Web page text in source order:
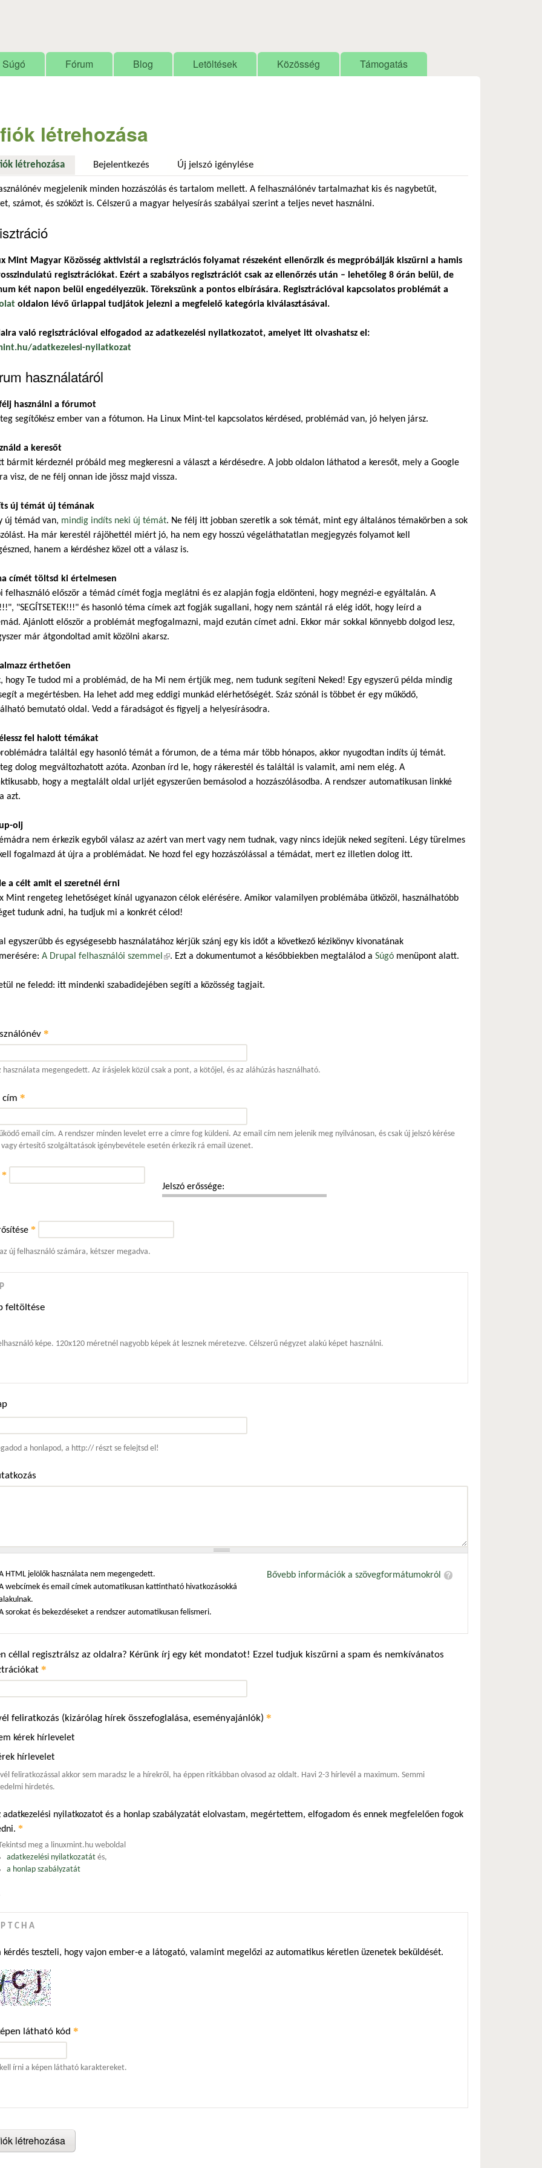
Súgó Fórum Blog Letöltések Közösség Támogatás
létrehozása
létrehozása (aktív fül)Bejelentkezés Új jelszó igénylése
megjelenik minden hozzászólás és tartalom mellett. A felhasználónév tartalmazhat kis és nagybetűt,
számot, és szóközt is. Célszerű a magyar helyesírás szabályai szerint a teljes nevet használni.
Mint Magyar Közösség aktivistái a regisztrációs folyamat részeként ellenőrzik és megpróbálják kiszűrni a hamis
regisztrációkat. Ezért a szabályos regisztrációt csak az ellenőrzés után – lehetőleg 8 órán belül, de
két napon belül engedélyezzük. Törekszünk a pontos elbírására. Regisztrációval kapcsolatos problémát a
oldalon lévő űrlappal tudjátok jelezni a megfelelő kategória kiválasztásával.
való regisztrációval elfogadod az adatkezelési nyilatkozatot, amelyet itt olvashatsz el:
adatkezelesi-nyilatkozat
használatáról
használni a fórumot
segítőkész ember van a fótumon. Ha Linux Mint-tel kapcsolatos kérdésed, problémád van, jó helyen jársz.
a keresőt
bármit kérdeznél próbáld meg megkeresni a választ a kérdésedre. A jobb oldalon láthatod a keresőt, mely a Google
visz, de ne félj onnan ide jössz majd vissza.
új témát új témának
új témád van, mindig indíts neki új témát. Ne félj itt jobban szeretik a sok témát, mint egy általános témakörben a sok
Ha már kerestél rájöhettél miért jó, ha nem egy hosszú végeláthatatlan megjegyzés folyamot kell
hanem a kérdéshez közel ott a válasz is.
címét töltsd ki értelmesen
felhasználó először a témád címét fogja meglátni és ez alapján fogja eldönteni, hogy megnézi-e egyáltalán. A
"SEGÍTSETEK!!!" és hasonló téma címek azt fogják sugallani, hogy nem szántál rá elég időt, hogy leírd a
Ajánlott először a problémát megfogalmazni, majd ezután címet adni. Ekkor már sokkal könnyebb dolgod lesz,
már átgondoltad amit közölni akarsz.
érthetően
hogy Te tudod mi a problémád, de ha Mi nem értjük meg, nem tudunk segíteni Neked! Egy egyszerű példa mindig
a megértésben. Ha lehet add meg eddigi munkád elérhetőségét. Száz szónál is többet ér egy működő,
bemutató oldal. Vedd a fáradságot és figyelj a helyesírásodra.
fel halott témákat
találtál egy hasonló témát a fórumon, de a téma már több hónapos, akkor nyugodtan indíts új témát.
dolog megváltozhatott azóta. Azonban írd le, hogy rákerestél és találtál is valamit, ami nem elég. A
hogy a megtalált oldal urljét egyszerűen bemásolod a hozzászólásodba. A rendszer automatikusan linkké
azt.
olj
nem érkezik egyből válasz az azért van mert vagy nem tudnak, vagy nincs idejük neked segíteni. Légy türelmes
fogalmazd át újra a problémádat. Ne hozd fel egy hozzászólással a témádat, mert ez illetlen dolog itt.
a célt amit el szeretnél érni
Mint rengeteg lehetőséget kínál ugyanazon célok elérésére. Amikor valamilyen problémába ütközöl, használhatóbb
tudunk adni, ha tudjuk mi a konkrét célod!
egyszerűbb és egységesebb használatához kérjük szánj egy kis időt a következő kézikönyv kivonatának
A Drupal felhasználói szemmel (külső hivatkozás)
. Ezt a dokumentumot a későbbiekben megtalálod a Súgó menüpont alatt.
ne feledd: itt mindenki szabadidejében segíti a közösség tagjait.
*
használata megengedett. Az írásjelek közül csak a pont, a kötőjel, és az aláhúzás használható.
cím *
email cím. A rendszer minden levelet erre a címre fog küldeni. Az email cím nem jelenik meg nyilvánosan, és csak új jelszó kérése
vagy értesítő szolgáltatások igénybevétele esetén érkezik rá email üzenet.
Jelszó erőssége:
*
*
az új felhasználó számára, kétszer megadva.
feltöltése
képe. 120x120 méretnél nagyobb képek át lesznek méretezve. Célszerű négyzet alakú képet használni.
a honlapod, a http:// részt se felejtsd el!
Bővebb információk a szövegformátumokról
HTML jelölők használata nem megengedett.
webcímek és email címek automatikusan kattintható hivatkozásokká
sorokat és bekezdéseket a rendszer automatikusan felismeri.
céllal regisztrálsz az oldalra? Kérünk írj egy két mondatot! Ezzel tudjuk kiszűrni a spam és nemkívánatos
*
feliratkozás (kizárólag hírek összefoglalása, eseményajánlók) *
kérek hírlevelet
hírlevelet
feliratkozással akkor sem maradsz le a hírekről, ha éppen ritkábban olvasod az oldalt. Havi 2-3 hírlevél a maximum. Semmi
hirdetés.
adatkezelési nyilatkozatot és a honlap szabályzatát elolvastam, megértettem, elfogadom és ennek megfelelően fogok
*
meg a linuxmint.hu weboldal
adatkezelési nyilatkozatátés,
a honlap szabályzatát
kérdés teszteli, hogy vajon ember-e a látogató, valamint megelőzi az automatikus kéretlen üzenetek beküldését.
látható kód *
írni a képen látható karaktereket.